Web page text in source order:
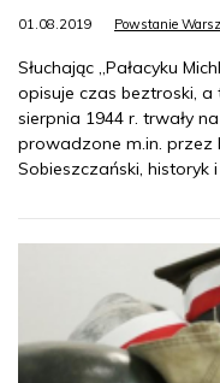
01.08.2019 Powstanie
Słuchając „Pałacyku
opisuje czas beztroski,
sierpnia 1944 r. trwały
prowadzone m.in. przez
Sobieszczański, historyk